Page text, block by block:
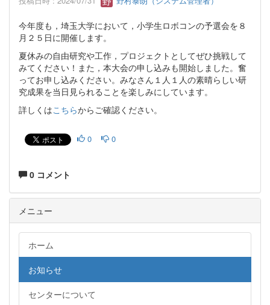
今年度も，埼玉大学において，小学生ロボコンの予選会を８
月２５日に開催します。
夏休みの自由研究や工作，プロジェクトとしてぜひ挑戦して
みてください！また，本大会の申し込みも開始しました。奮
ってお申し込みください。みなさん１人１人の素晴らしい研
究成果を当日見られることを楽しみにしています。
詳しくはこちらからご確認ください。
0 0
0 コメント
メニュー
ホーム
お知らせ
センターについて